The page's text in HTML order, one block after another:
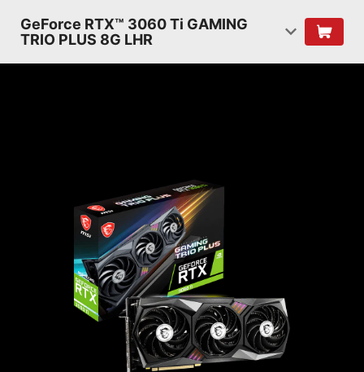
GeForce RTX™ 3060 Ti GAMING
TRIO PLUS 8G LHR